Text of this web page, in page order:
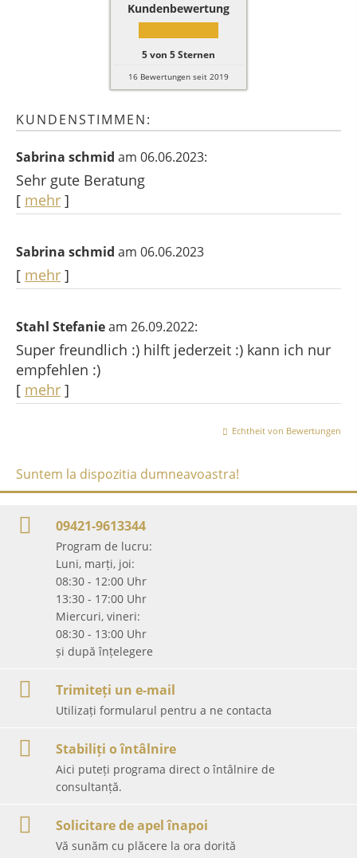
Kundenbewertung
5von 5Sternen
16 Bewertungen seit 2019
KUNDENSTIMMEN:
Sabrina schmid am 06.06.2023:
Sehr gute Beratung
[ mehr ]
Sabrina schmid am 06.06.2023
[ mehr ]
Stahl Stefanieam 26.09.2022:
Super freundlich :) hilft jederzeit :) kann ich nur
empfehlen :)
[ mehr ]
Echtheit von Bewertungen
Suntem la dispozitia dumneavoastra!
09421-9613344
Program de lucru:
Luni, marți, joi:
08:30 - 12:00 Uhr
13:30 - 17:00 Uhr
Miercuri, vineri:
08:30 - 13:00 Uhr
și după înțelegere
Trimiteți un e-mail
Utilizați formularul pentru a ne contacta
Stabiliți o întâlnire
Aici puteți programa direct o întâlnire de
consultanță.
Solicitare de apel înapoi
Vă sunăm cu plăcere la ora dorită